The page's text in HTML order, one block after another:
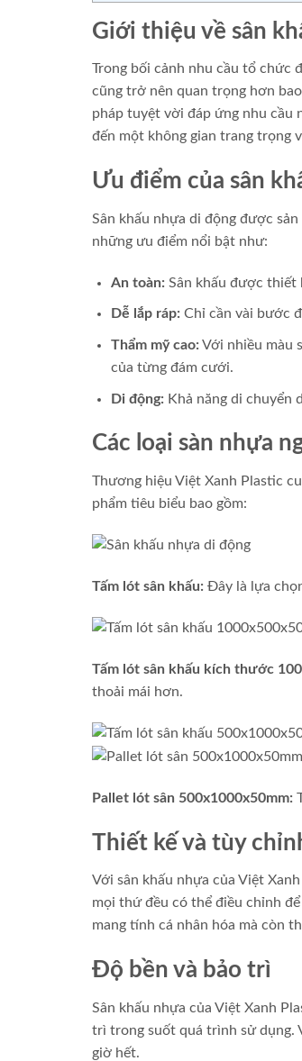
Giới thiệu về sân
Trong bối cảnh nhu cầu tổ chức
cũng trở nên quan trọng hơn
pháp tuyệt vời đáp ứng nhu cầu
đến một không gian trang trọng
Ưu điểm của sân
Sân khấu nhựa di động được
những ưu điểm nổi bật như:
An toàn: Sân khấu được thiết
Dễ lắp ráp: Chỉ cần vài bước
Thẩm mỹ cao: Với nhiều màu
của từng đám cưới.
Di động: Khả năng di chuyển
Các loại sàn nhựa
Thương hiệu Việt Xanh Plastic
phẩm tiêu biểu bao gồm:
Tấm lót sân khấu: Đây là lựa
Tấm lót sân khấu kích thước
thoải mái hơn.
Pallet lót sân 500x1000x50mm:
Thiết kế và tùy
Với sân khấu nhựa của Việt
mọi thứ đều có thể điều chỉnh
mang tính cá nhân hóa mà còn
Độ bền và bảo trì
Sân khấu nhựa của Việt Xanh
trì trong suốt quá trình sử dụng.
giờ hết.